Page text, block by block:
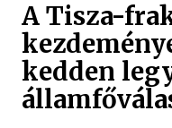
A Tisza-
kedden